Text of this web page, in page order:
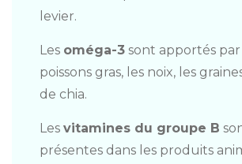
levier.
Les oméga-3 sont apportés par
poissons gras, les noix, les
de chia.
Les vitamines du groupe B
présentes dans les produits